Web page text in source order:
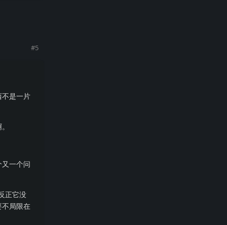
#5
是一片
一个问
正它没
局限在